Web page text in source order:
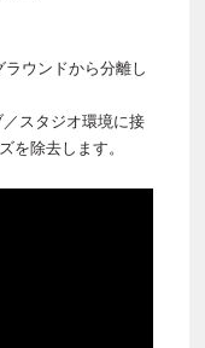
ウンドから分離し
スタジオ環境に接
を除去します。